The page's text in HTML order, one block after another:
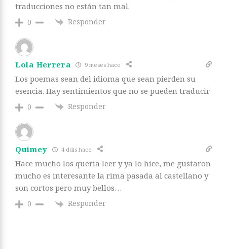
traducciones no están tan mal.
0 Responder
Lola Herrera 9 meses hace
Los poemas sean del idioma que sean pierden su
esencia. Hay sentimientos que no se pueden traducir
0 Responder
Quimey 4 ddís hace
Hace mucho los queria leer y ya lo hice, me gustaron
mucho es interesante la rima pasada al castellano y
son cortos pero muy bellos…
0 Responder